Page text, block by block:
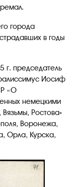
города
в годы
г. председатель
Иосиф
«О
немецкими
Ростова-
Воронежа,
Орла, Курска,